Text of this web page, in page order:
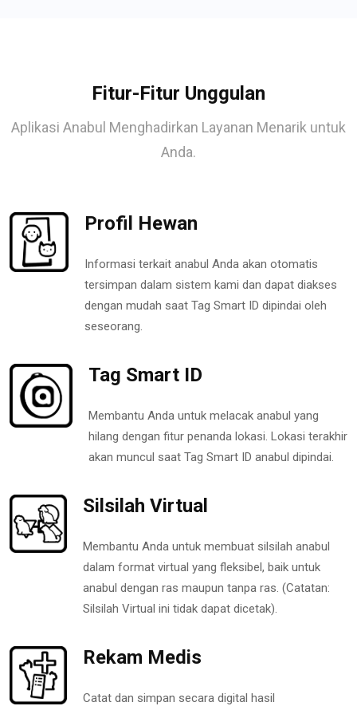
Fitur-Fitur Unggulan
Aplikasi Anabul Menghadirkan Layanan Menarik untuk
Anda.
Profil Hewan
Informasi terkait anabul Anda akan otomatis
tersimpan dalam sistem kami dan dapat diakses
dengan mudah saat Tag Smart ID dipindai oleh
seseorang.
Tag Smart ID
Membantu Anda untuk melacak anabul yang
hilang dengan fitur penanda lokasi. Lokasi terakhir
akan muncul saat Tag Smart ID anabul dipindai.
Silsilah Virtual
Membantu Anda untuk membuat silsilah anabul
dalam format virtual yang fleksibel, baik untuk
anabul dengan ras maupun tanpa ras. (Catatan:
Silsilah Virtual ini tidak dapat dicetak).
Rekam Medis
Catat dan simpan secara digital hasil